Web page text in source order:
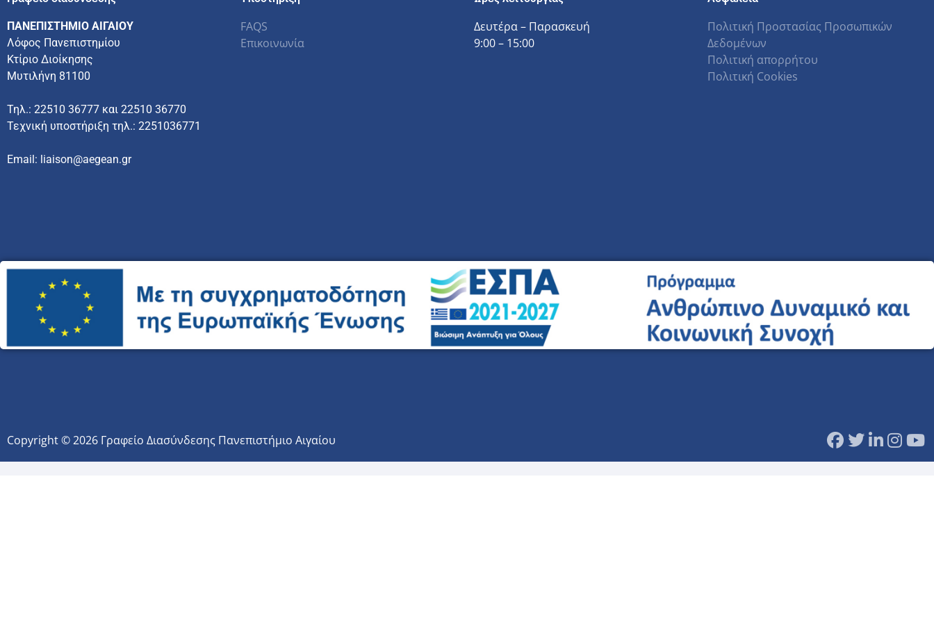
ΠΑΝΕΠΙΣΤΗΜΙΟ ΑΙΓΑΙΟΥ
Λόφος Πανεπιστημίου
Κτίριο Διοίκησης
Μυτιλήνη 81100
Τηλ.: 22510 36777 και 22510 36770
Τεχνική υποστήριξη τηλ.: 2251036771
Email: liaison@aegean.gr
FAQS
Επικοινωνία
Δευτέρα – Παρασκευή
9:00 – 15:00
Πολιτική Προστασίας Προσωπικών
Δεδομένων
Πολιτική απορρήτου
Πολιτική Cookies
Copyright © 2026 Γραφείο Διασύνδεσης Πανεπιστήμιο Αιγαίου